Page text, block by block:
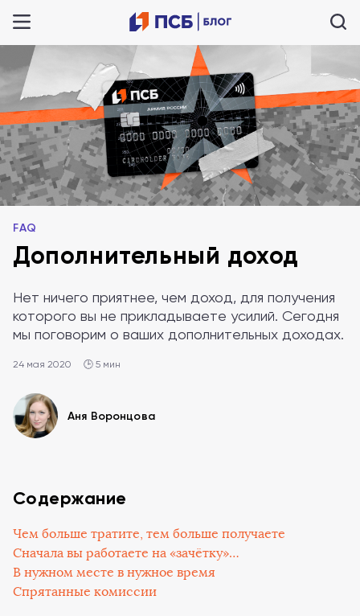
FAQ
Дополнительный доход
Нет ничего приятнее, чем доход, для получения
которого вы не прикладываете усилий. Сегодня
мы поговорим о ваших дополнительных доходах.
24 мая 2020 🕒 5 мин
Аня Воронцова
Содержание
Чем больше тратите, тем больше получаете
Сначала вы работаете на «зачётку»…
В нужном месте в нужное время
Спрятанные комиссии